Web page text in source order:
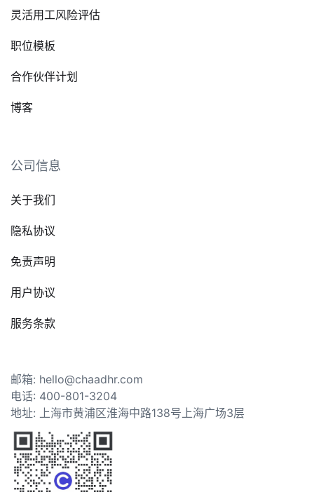
灵活用工风险评估
职位模板
合作伙伴计划
博客
公司信息
关于我们
隐私协议
免责声明
用户协议
服务条款
邮箱: hello@chaadhr.com
电话: 400-801-3204
地址: 上海市黄浦区淮海中路138号上海广场3层